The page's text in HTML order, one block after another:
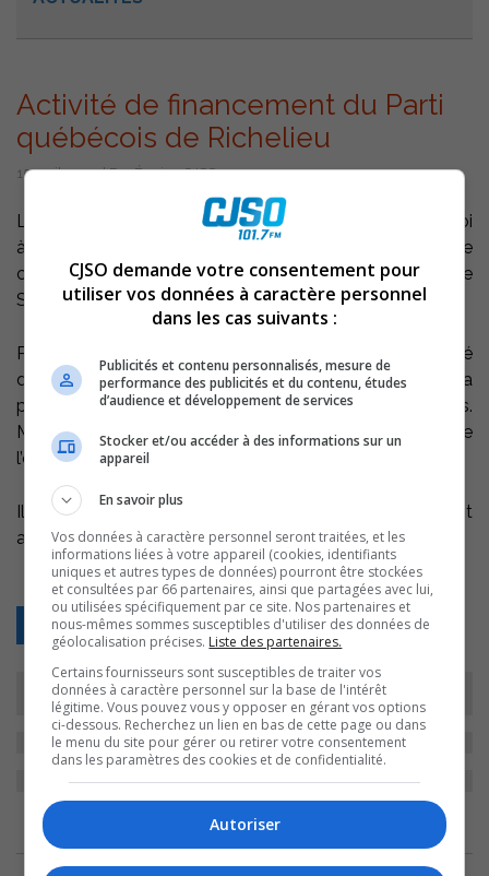
Activité de financement du Parti
québécois de Richelieu
15 avril 2010 | Par Équipe CJSO
Le Parti québécois de Richelieu donnera le coup d’envoi
à sa campagne de financement, le lundi, 19 avril, dans le
cadre d’un cocktail qui aura lieu à la salle Jani-Ber de
Sorel-Tracy.
Pour l’occasion, l’organisation péquiste recevra le député
de Chicoutimi, Stéphane Bédard qui fut élu pour la
première fois en 1998 et réélu sans interruption depuis.
M. Bédard s’est fait remarquer comme leader de
l’opposition officielle.
Il est possible de se procurer des billets en téléphonant
au 450 742-1550.
Retour
ARCHIVES
CJSO demande votre consentement pour
utiliser vos données à caractère personnel
dans les cas suivants :
Publicités et contenu personnalisés, mesure de
performance des publicités et du contenu, études
d’audience et développement de services
Stocker et/ou accéder à des informations sur un
appareil
En savoir plus
Vos données à caractère personnel seront traitées, et les
informations liées à votre appareil (cookies, identifiants
uniques et autres types de données) pourront être stockées
et consultées par 66 partenaires, ainsi que partagées avec lui,
ou utilisées spécifiquement par ce site. Nos partenaires et
nous-mêmes sommes susceptibles d'utiliser des données de
géolocalisation précises. Liste des partenaires.
Certains fournisseurs sont susceptibles de traiter vos
données à caractère personnel sur la base de l'intérêt
légitime. Vous pouvez vous y opposer en gérant vos options
ci-dessous. Recherchez un lien en bas de cette page ou dans
le menu du site pour gérer ou retirer votre consentement
dans les paramètres des cookies et de confidentialité.
Autoriser